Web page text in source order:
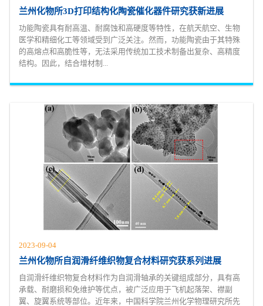
兰州化物所3D打印结构化陶瓷催化器件研究获新进展
功能陶瓷具有耐高温、耐腐蚀和高硬度等特性，在航天航空、生物
医学和精细化工等领域受到广泛关注。然而，功能陶瓷由于其特殊
的高熔点和高脆性等，无法采用传统加工技术制备出复杂、高精度
结构。因此，结合增材制...
2023-09-04
兰州化物所自润滑纤维织物复合材料研究获系列进展
自润滑纤维织物复合材料作为自润滑轴承的关键组成部分，具有高
承载、耐磨损和免维护等优点，被广泛应用于飞机起落架、襟副
翼、旋翼系统等部位。近年来，中国科学院兰州化学物理研究所先